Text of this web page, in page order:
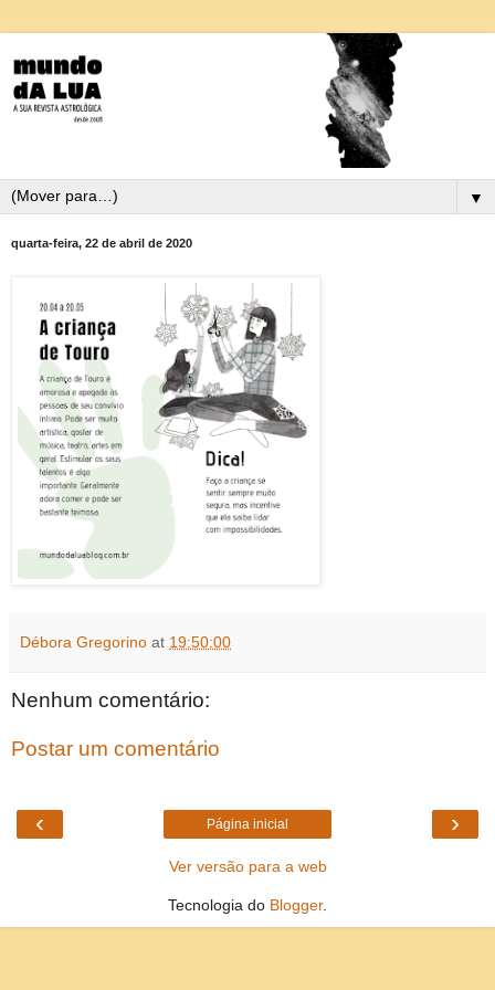
▼
quarta-feira, 22 de abril de 2020
Débora Gregorino at 19:50:00
Nenhum comentário:
Postar um comentário
‹ ›
Página inicial
Ver versão para a web
Tecnologia do Blogger.